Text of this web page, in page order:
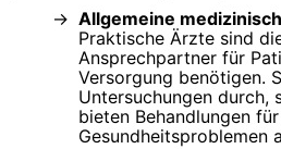
Allgemeine
Praktische Ärzte sind
Ansprechpartner für
Versorgung benötigen.
Untersuchungen durch,
bieten Behandlungen
Gesundheitsproblemen